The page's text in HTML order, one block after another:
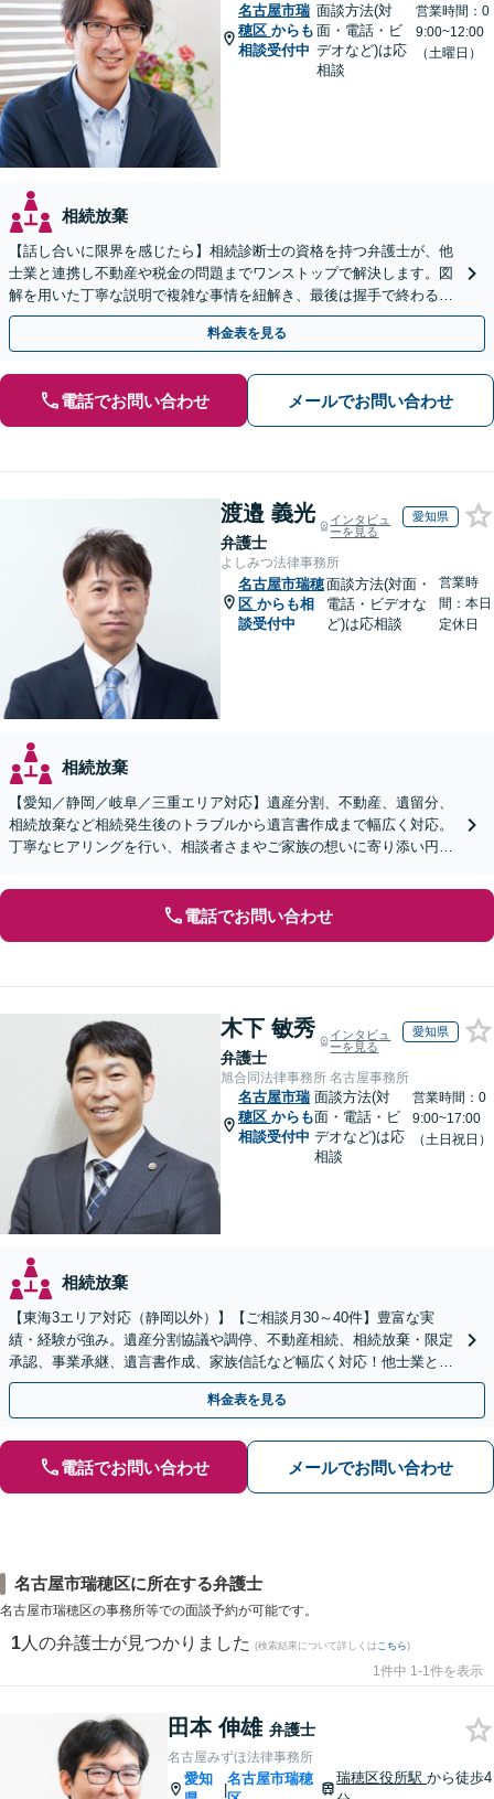
名古屋市瑞
穂区 からも
相談受付中
面談方法(対
面・電話・ビ
デオなど)は応
相談
営業時間：0
9:00~12:00
（土曜日）
相続放棄
【話し合いに限界を感じたら】相続診断士の資格を持つ弁護士が、他
士業と連携し不動産や税金の問題までワンストップで解決します。図
解を用いた丁寧な説明で複雑な事情を紐解き、最後は握手で終わる円
満な解決へ導きます。【東海エリア・神奈川県対応】
料金表を見る
電話でお問い合わせ メールでお問い合わせ
渡邉 義光
弁護士
インタビュ
ーを見る
愛知県
よしみつ法律事務所
名古屋市瑞穂
区 からも相
談受付中
面談方法(対面・
電話・ビデオな
ど)は応相談
営業時
間：本日
定休日
相続放棄
【愛知／静岡／岐阜／三重エリア対応】遺産分割、不動産、遺留分、
相続放棄など相続発生後のトラブルから遺言書作成まで幅広く対応。
丁寧なヒアリングを行い、相談者さまやご家族の想いに寄り添い円滑
電話でお問い合わせ
木下 敏秀
弁護士
インタビュ
ーを見る
愛知県
旭合同法律事務所 名古屋事務所
名古屋市瑞
穂区 からも
相談受付中
面談方法(対
面・電話・ビ
デオなど)は応
相談
営業時間：0
9:00~17:00
（土日祝日）
相続放棄
【東海3エリア対応（静岡以外）】【ご相談月30～40件】豊富な実
績・経験が強み。遺産分割協議や調停、不動産相続、相続放棄・限定
承認、事業承継、遺言書作成、家族信託など幅広く対応！他士業と連
携して円滑な問題解決を目指します。【初回面談無料】
料金表を見る
電話でお問い合わせ メールでお問い合わせ
名古屋市瑞穂区に所在する弁護士
名古屋市瑞穂区の事務所等での面談予約が可能です。
1 人の弁護士が見つかりました (検索結果について詳しくは こちら)
1件中 1-1件を表示
田本 伸雄 弁護士
名古屋みずほ法律事務所
愛知
|
名古屋市瑞穂
瑞穂区役所駅から徒歩4